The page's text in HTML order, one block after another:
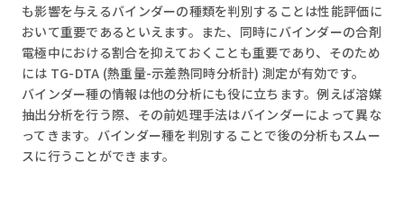
も影響を与えるバインダーの種類を判別することは性能評価に
おいて重要であるといえます。また、同時にバインダーの合剤
電極中における割合を抑えておくことも重要であり、そのため
には TG-DTA (熱重量-示差熱同時分析計) 測定が有効です。
バインダー種の情報は他の分析にも役に立ちます。例えば溶媒
抽出分析を行う際、その前処理手法はバインダーによって異な
ってきます。バインダー種を判別することで後の分析もスムー
スに行うことができます。